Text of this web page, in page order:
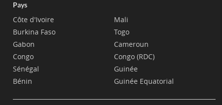
Pays
Côte d'Ivoire
Burkina Faso
Gabon
Congo
Sénégal
Bénin
Mali
Togo
Cameroun
Congo (RDC)
Guinée
Guinée Equatorial